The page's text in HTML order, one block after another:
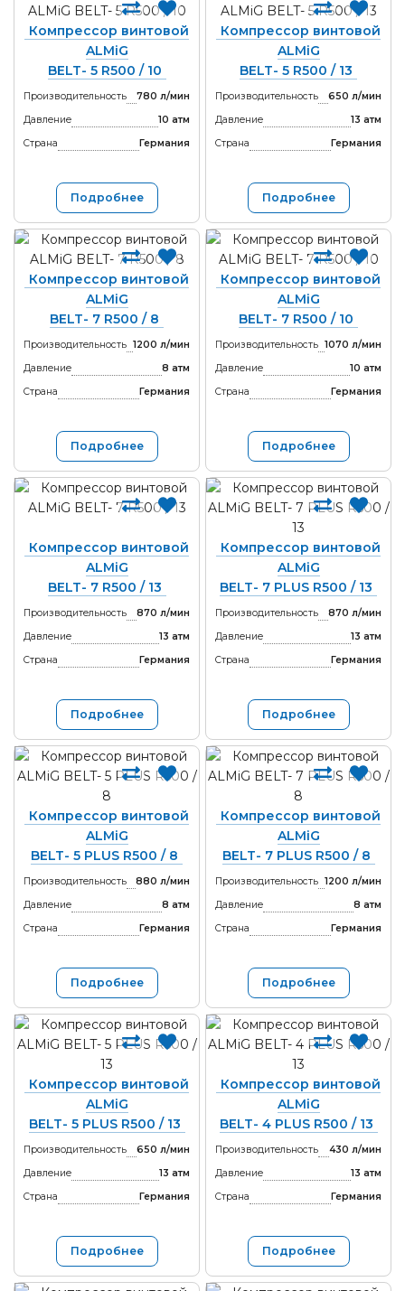
Компрессор винтовой
ALMiG
BELT- 5 R500 / 10
Производительность
780 л/мин
Давление
10 атм
Страна
Германия
Подробнее
Компрессор винтовой
ALMiG
BELT- 5 R500 / 13
Производительность
650 л/мин
Давление
13 атм
Страна
Германия
Подробнее
Компрессор винтовой
ALMiG
BELT- 7 R500 / 8
Производительность 1200 л/мин
Давление
8 атм
Страна
Германия
Подробнее
Компрессор винтовой
ALMiG
BELT- 7 R500 / 10
Производительность 1070 л/мин
Давление
10 атм
Страна
Германия
Подробнее
Компрессор винтовой
ALMiG
BELT- 7 R500 / 13
Производительность
870 л/мин
Давление
13 атм
Страна
Германия
Подробнее
Компрессор винтовой
ALMiG
BELT- 7 PLUS R500 / 13
Производительность
870 л/мин
Давление
13 атм
Страна
Германия
Подробнее
Компрессор винтовой
ALMiG
BELT- 5 PLUS R500 / 8
Производительность
880 л/мин
Давление
8 атм
Страна
Германия
Подробнее
Компрессор винтовой
ALMiG
BELT- 7 PLUS R500 / 8
Производительность 1200 л/мин
Давление
8 атм
Страна
Германия
Подробнее
Компрессор винтовой
ALMiG
BELT- 5 PLUS R500 / 13
Производительность
650 л/мин
Давление
13 атм
Страна
Германия
Подробнее
Компрессор винтовой
ALMiG
BELT- 4 PLUS R500 / 13
Производительность
430 л/мин
Давление
13 атм
Страна
Германия
Подробнее